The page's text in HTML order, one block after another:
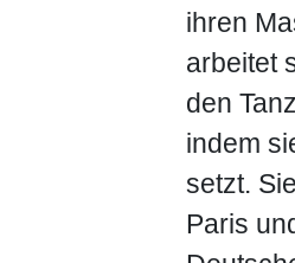
ihren
arbeitet
den
indem
setzt.
Paris